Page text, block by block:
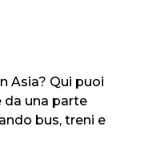
Asia? Qui puoi
una parte
bus, treni e